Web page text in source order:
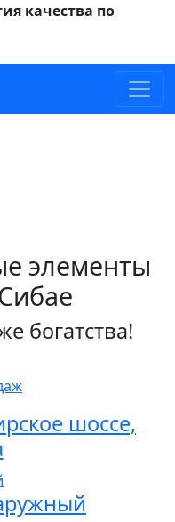
качества по
элементы
богатства!
шоссе,